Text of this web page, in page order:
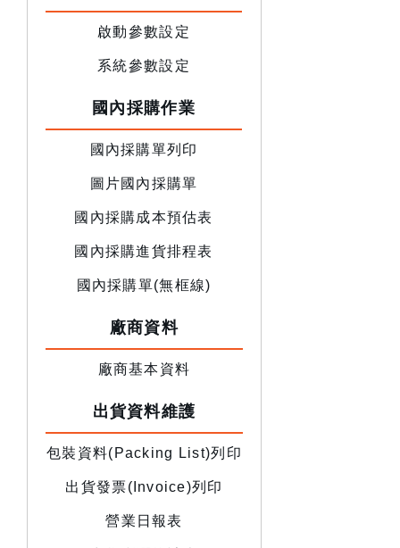
啟動參數設定
系統參數設定
國內採購作業
國內採購單列印
圖片國內採購單
國內採購成本預估表
國內採購進貨排程表
國內採購單(無框線)
廠商資料
廠商基本資料
出貨資料維護
包裝資料(Packing List)列印
出貨發票(Invoice)列印
營業日報表